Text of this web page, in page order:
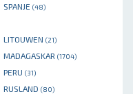
SPANJE (48)
LITOUWEN (21)
MADAGASKAR (1704)
PERU (31)
RUSLAND (80)